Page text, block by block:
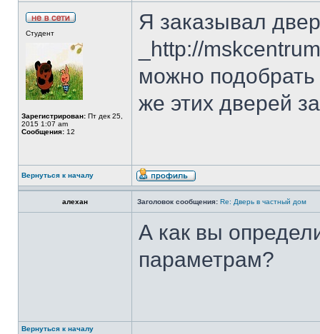
Студент
Зарегистрирован: Пт дек 25,
2015 1:07 am
Сообщения: 12
Я заказывал
_http://
можно
же этих дверей
Вернуться к началу
алехан Заголовок сообщения: Re: Дверь в частный дом
А как вы
параметрам?
Вернуться к началу